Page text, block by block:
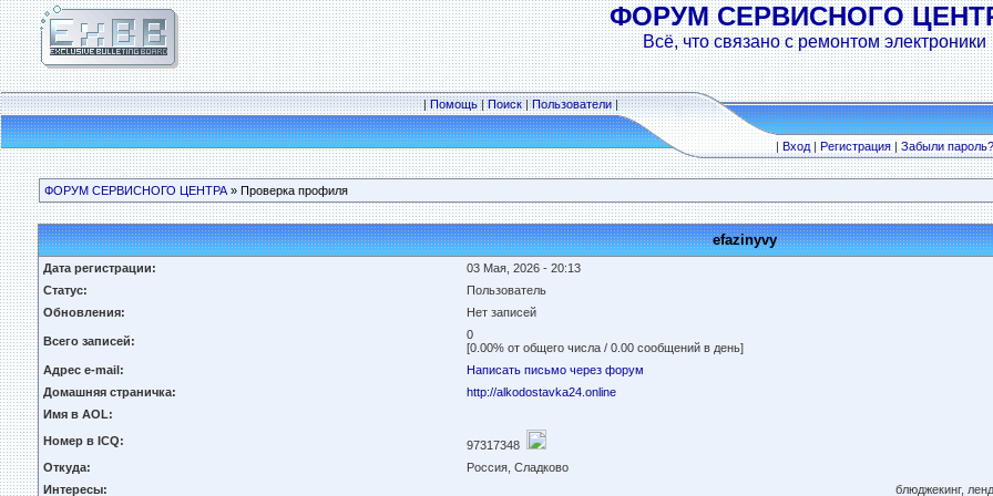
ФОРУМ СЕРВИСНОГО
Всё, что связано с ремонтом электроники
|Помощь|Поиск|Пользователи|
|Вход|Регистрация|Забыли пароль?
ФОРУМ СЕРВИСНОГО ЦЕНТРА » Проверка профиля
efazinyvy
Дата регистрации:
03 Мая, 2026 - 20:13
Статус:
Пользователь
Обновления:
Нет записей
Всего записей:
0
[0.00% от общего числа / 0.00 сообщений в день]
Адрес e-mail:
Написать письмо через форум
Домашняя страничка:
http://alkodostavka24.online
Имя в AOL:
Номер в ICQ:
97317348
Откуда:
Россия, Сладково
Интересы:
блюджекинг,